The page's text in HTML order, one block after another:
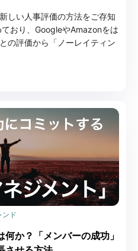
しい人事評価の方法をご存知
おり、GoogleやAmazonをは
の評価から「ノーレイティン
ンド
か？「メンバーの成功」